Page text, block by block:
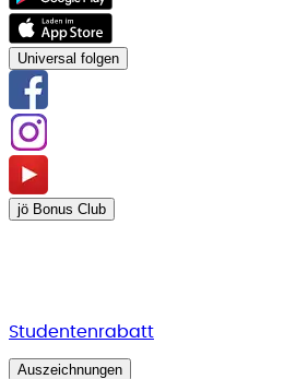
Universal folgen
jö Bonus Club
Studentenrabatt
Auszeichnungen